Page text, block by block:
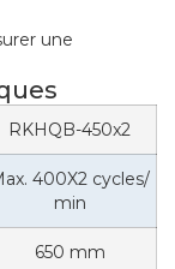
une
RKHQB-450x2
400X2 cycles/
min
650 mm